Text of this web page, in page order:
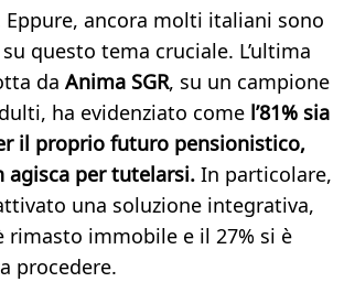
Eppure, ancora molti italiani sono
questo tema cruciale. L’ultima
da Anima SGR, su un campione
ha evidenziato come l’81% sia
il proprio futuro pensionistico,
agisca per tutelarsi. In particolare,
una soluzione integrativa,
rimasto immobile e il 27% si è
procedere.